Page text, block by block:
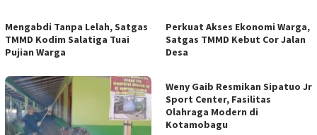
Mengabdi Tanpa Lelah, Satgas
TMMD Kodim Salatiga Tuai
Pujian Warga
Perkuat Akses Ekonomi Warga,
Satgas TMMD Kebut Cor Jalan
Desa
Weny Gaib Resmikan Sipatuo Jr
Sport Center, Fasilitas
Olahraga Modern di
Kotamobagu